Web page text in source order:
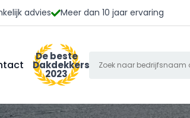
advies Meer dan 10 jaar ervaring
De beste
Dakdekkers
2023